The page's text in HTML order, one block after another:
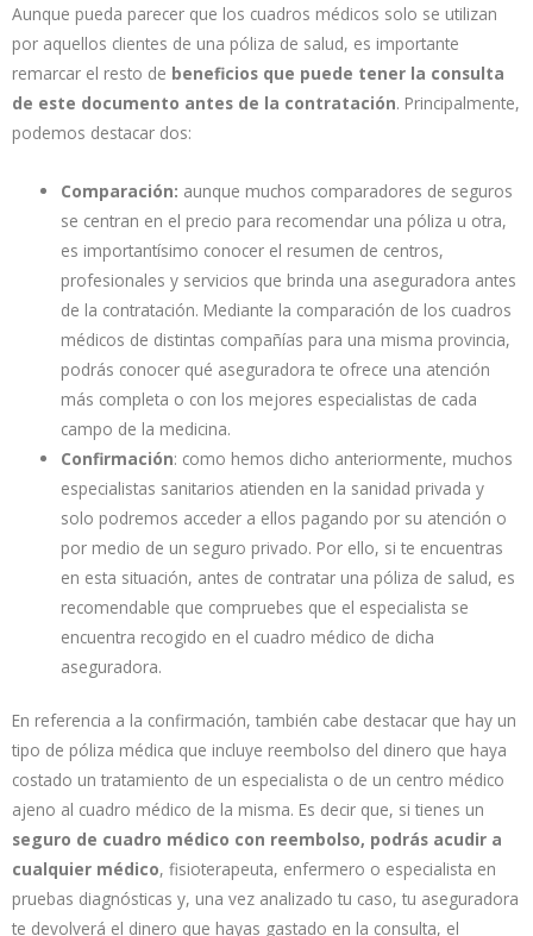
Aunque pueda parecer que los cuadros médicos solo se utilizan
por aquellos clientes de una póliza de salud, es importante
remarcar el resto de beneficios que puede tener la consulta
de este documento antes de la contratación. Principalmente,
podemos destacar dos:
Comparación: aunque muchos comparadores de seguros
se centran en el precio para recomendar una póliza u otra,
es importantísimo conocer el resumen de centros,
profesionales y servicios que brinda una aseguradora antes
de la contratación. Mediante la comparación de los cuadros
médicos de distintas compañías para una misma provincia,
podrás conocer qué aseguradora te ofrece una atención
más completa o con los mejores especialistas de cada
campo de la medicina.
Confirmación: como hemos dicho anteriormente, muchos
especialistas sanitarios atienden en la sanidad privada y
solo podremos acceder a ellos pagando por su atención o
por medio de un seguro privado. Por ello, si te encuentras
en esta situación, antes de contratar una póliza de salud, es
recomendable que compruebes que el especialista se
encuentra recogido en el cuadro médico de dicha
aseguradora.
En referencia a la confirmación, también cabe destacar que hay un
tipo de póliza médica que incluye reembolso del dinero que haya
costado un tratamiento de un especialista o de un centro médico
ajeno al cuadro médico de la misma. Es decir que, si tienes un
seguro de cuadro médico con reembolso, podrás acudir a
cualquier médico, fisioterapeuta, enfermero o especialista en
pruebas diagnósticas y, una vez analizado tu caso, tu aseguradora
te devolverá el dinero que hayas gastado en la consulta, el